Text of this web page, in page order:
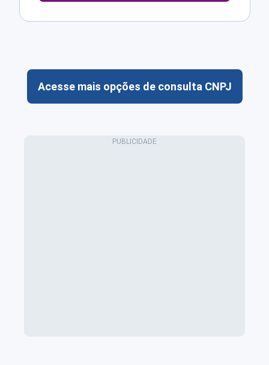
Acesse mais opções de consulta CNPJ